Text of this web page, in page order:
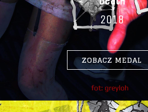
2018
ZOBACZ MEDAL